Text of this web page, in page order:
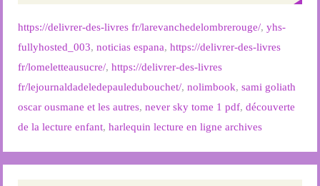
https://delivrer-des-livres fr/larevanchedelombrerouge/,yhs-
fullyhosted_003,noticias espana,https://delivrer-des-livres
fr/lomeletteausucre/,https://delivrer-des-livres
fr/lejournaldadeledepauledubouchet/,nolimbook,sami goliath
oscar ousmane et les autres,never sky tome 1 pdf,découverte
de la lecture enfant,harlequin lecture en ligne archives